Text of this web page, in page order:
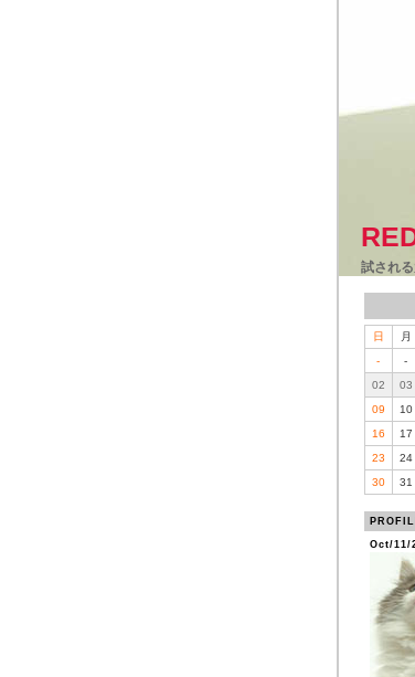
試され
日 月
-
-
02
03
09
10
16
17
23
24
30
31
Oct/11/